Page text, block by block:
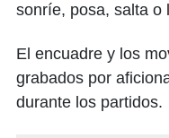
sonríe, posa, salta o
El encuadre y los
grabados por
durante los partidos.